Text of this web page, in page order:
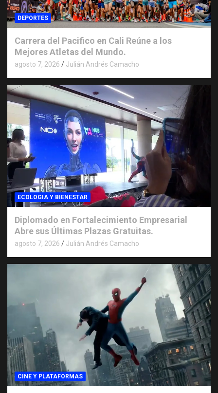
DEPORTES
Carrera del Pacifico en Cali Reúne a los
Mejores Atletas del Mundo.
agosto 7, 2026 Julián Andrés Camacho
ECOLOGIA Y BIENESTAR
Diplomado en Fortalecimiento Empresarial
Abre sus Últimas Plazas Gratuitas.
agosto 7, 2026 Julián Andrés Camacho
CINE Y PLATAFORMAS